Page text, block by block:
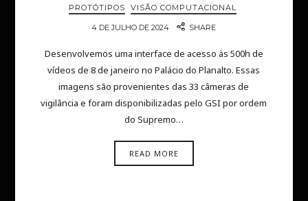
PROTÓTIPOS
VISÃO COMPUTACIONAL
4 DE JULHO DE 2024 SHARE
Desenvolvemos uma interface de acesso às 500h de
vídeos de 8 de janeiro no Palácio do Planalto. Essas
imagens são provenientes das 33 câmeras de
vigilância e foram disponibilizadas pelo GSI por ordem
do Supremo…
READ MORE